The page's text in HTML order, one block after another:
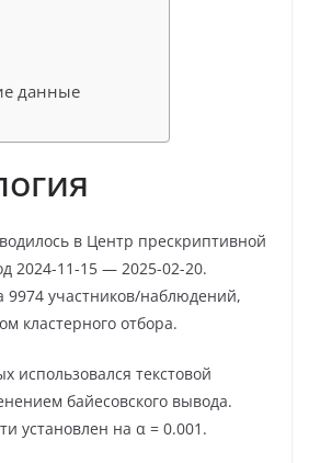
данные
в Центр прескриптивной
2024-11-15 — 2025-02-20.
9974 участников/наблюдений,
кластерного отбора.
использовался текстовой
байесовского вывода.
установлен на α = 0.001.